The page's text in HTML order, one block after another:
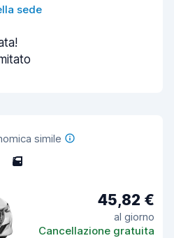
sede
simile
5
45,82 €
al giorno
Cancellazione gratuita